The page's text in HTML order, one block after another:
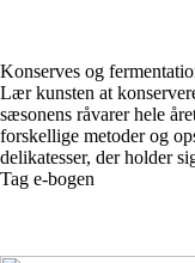
Konserves og
Lær kunsten at
sæsonens råvarer hele
forskellige metoder og
delikatesser, der holder
Tag e-bogen